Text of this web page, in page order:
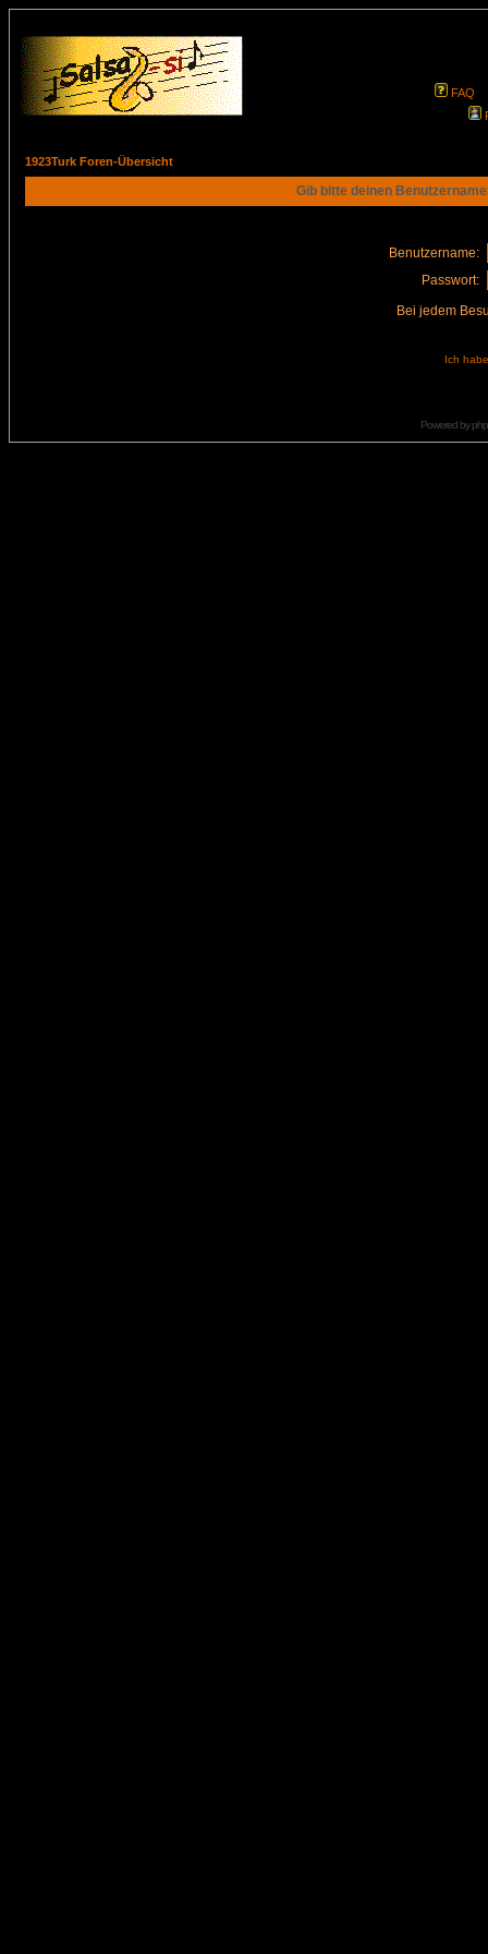
FAQ
1923Turk Foren-Übersicht
Gib bitte deinen
Benutzername:
Passwort:
Bei jedem
Ich
Powered by